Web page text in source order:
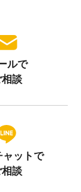
ルで
相談
ャットで
相談